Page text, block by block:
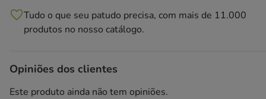
Tudo o que seu patudo precisa, com mais de 11.000
produtos no nosso catálogo.
Opiniões dos clientes
Este produto ainda não tem opiniões.